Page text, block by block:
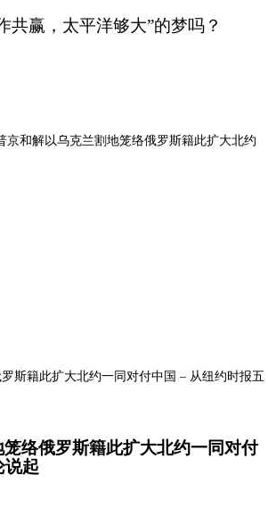
共赢，太平洋够大”的梦吗？
京和解以乌克兰割地笼络俄罗斯籍此扩大北约
斯籍此扩大北约一同对付中国 – 从纽约时报五
络俄罗斯籍此扩大北约一同对付
说起